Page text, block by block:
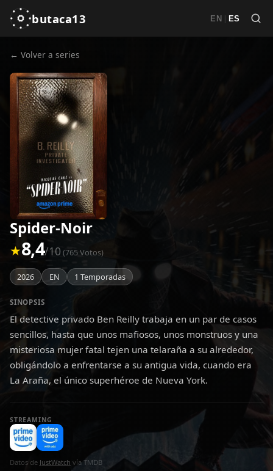
butaca13 EN | ES
← Volver a series
Spider-Noir
★8,4/10 (765 Votos)
2026 EN 1 Temporadas
SINOPSIS
El detective privado Ben Reilly trabaja en un par de casos
sencillos, hasta que unos mafiosos, unos monstruos y una
misteriosa mujer fatal tejen una telaraña a su alrededor,
obligándolo a enfrentarse a su antigua vida, cuando era
La Araña, el único superhéroe de Nueva York.
STREAMING
Datos de JustWatch vía TMDB